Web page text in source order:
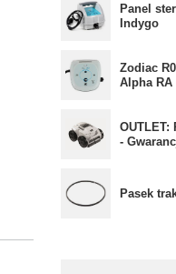
Panel
Indygo
Zodiac
Alpha RA
-
Pasek